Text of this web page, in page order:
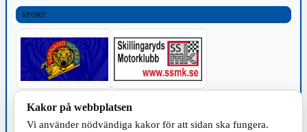
SPORT
TILLVERKNING
Kakor på webbplatsen
Vi använder nödvändiga kakor för att sidan ska fungera.